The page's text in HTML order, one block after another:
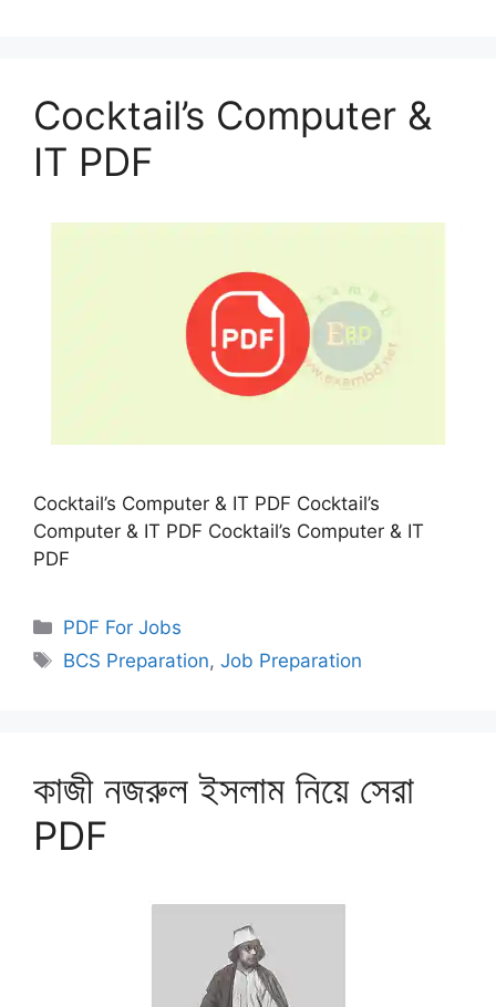
Cocktail’s Computer &
IT PDF
Cocktail’s Computer & IT PDF Cocktail’s
Computer & IT PDF Cocktail’s Computer & IT
PDF
Categories
PDF For Jobs
Tags
BCS Preparation,Job Preparation
কাজী নজরুল ইসলাম নিয়ে সেরা
PDF